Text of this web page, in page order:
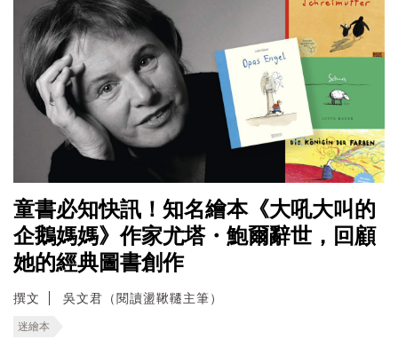
童書必知快訊！知名繪本《大吼大叫的
企鵝媽媽》作家尤塔・鮑爾辭世，回顧
她的經典圖書創作
撰文 吳文君（閱讀盪鞦韆主筆）
迷繪本